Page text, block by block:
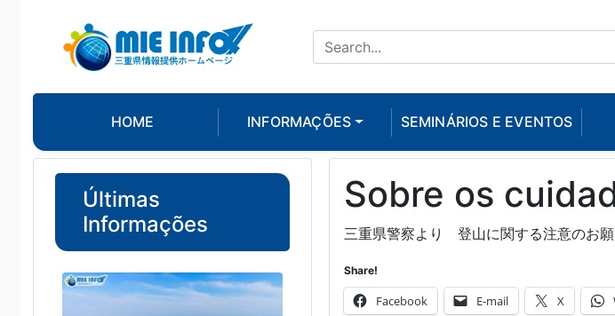
HOME INFORMAÇÕES SEMINÁRIOS E EVENTOS
Últimas
Informações
Sobre os
三重県警察より 登山に関する注意のお
Share!
Facebook E-mail X